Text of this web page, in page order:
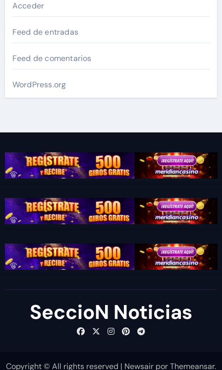
Acceder
Feed de entradas
Feed de comentarios
WordPress.org
SeccioN Noticias
Copyright © All rights reserved | Newsair porThemeansar.